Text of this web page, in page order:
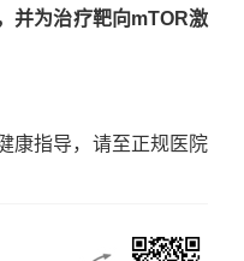
并为治疗靶向mTOR激
康指导，请至正规医院